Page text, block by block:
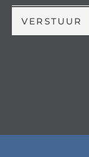
VERSTUUR